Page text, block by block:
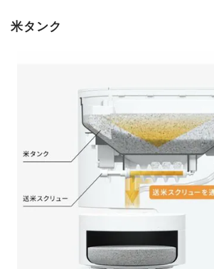
米タンク